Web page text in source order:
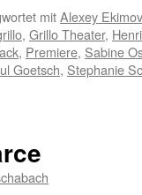
mitAlexey Ekimov
, Grillo Theater,
, Premiere, Sabine
Goetsch, Stephanie